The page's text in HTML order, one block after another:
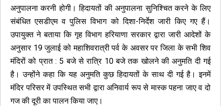
अनुपालना करनी होगी। हिदायतों की अनुपालना सुनिश्चित करने के लिए
संबंधित एसडीएम व पुलिस विभाग को दिशा-निर्देश जारी किए गए हैं।
उपायुक्त ने बताया कि गृह विभाग हरियाणा सरकार द्वारा जारी आदेशों के
अनुसार 19 जुलाई को महाशिवरात्री पर्व के अवसर पर जिला के सभी शिव
मंदिरों को प्रात : 5 बजे से रात्रि 10 बजे तक खोलने की अनुमति दी गई
है। उन्होंने कहा कि यह अनुमति कुछ हिदायतों के साथ दी गई है। इनमें
मंदिर परिसर में उपस्थित सभी द्वारा अनिवार्य रूप से मास्क पहना जाए व दो
गज की दूरी का पालन किया जाए।